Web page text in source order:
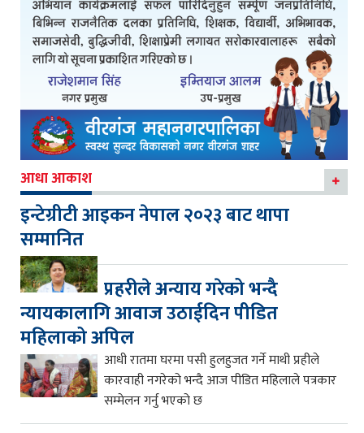
आधा आकाश
इन्टेग्रीटी आइकन नेपाल २०२३ बाट थापा
सम्मानित
प्रहरीले अन्याय गरेको भन्दै
न्यायकालागि आवाज उठाईदिन पीडित
महिलाको अपिल
आधी रातमा घरमा पसी हुलहुजत गर्ने माथी प्रहीले
कारवाही नगरेको भन्दै आज पीडित महिलाले पत्रकार
सम्मेलन गर्नु भएको छ